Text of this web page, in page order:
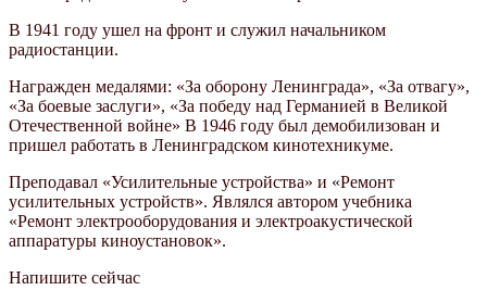
В 1941 году ушел на фронт и служил начальником
радиостанции.
Награжден медалями: «За оборону Ленинграда», «За отвагу»,
«За боевые заслуги», «За победу над Германией в Великой
Отечественной войне» В 1946 году был демобилизован и
пришел работать в Ленинградском кинотехникуме.
Преподавал «Усилительные устройства» и «Ремонт
усилительных устройств». Являлся автором учебника
«Ремонт электрооборудования и электроакустической
аппаратуры киноустановок».
Напишите сейчас